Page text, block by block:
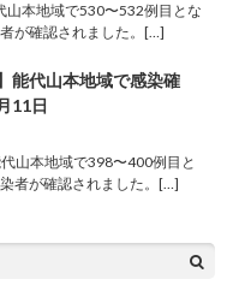
本地域で530〜532例目とな
が確認されました。[…]
能代山本地域で感染確
11日
山本地域で398〜400例目と
者が確認されました。[…]